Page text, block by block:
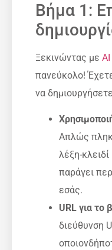
Βήμα 1:
Ξεκινώντας με
πανεύκολο!
να
Απλώς
λέξη-
παράγει
εσάς.
URL για το
διεύθυνση